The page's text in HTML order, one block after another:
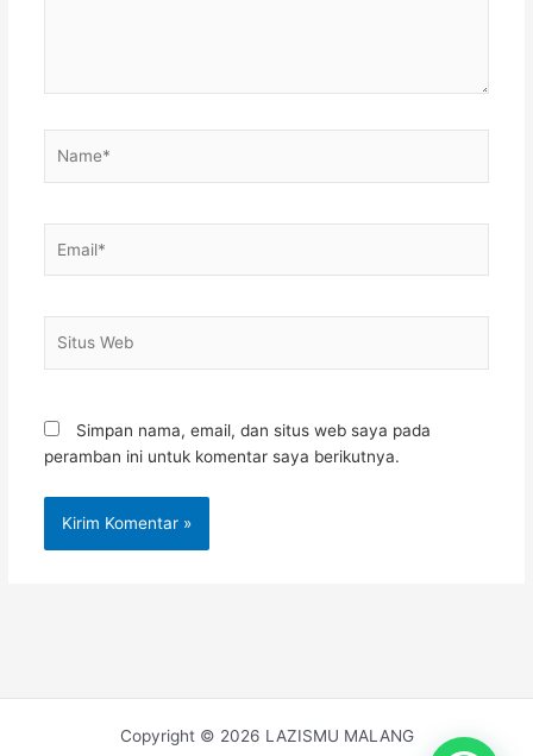
Web
Simpan nama, email, dan situs web saya pada
peramban ini untuk komentar saya berikutnya.
Copyright © 2026 LAZISMU MALANG